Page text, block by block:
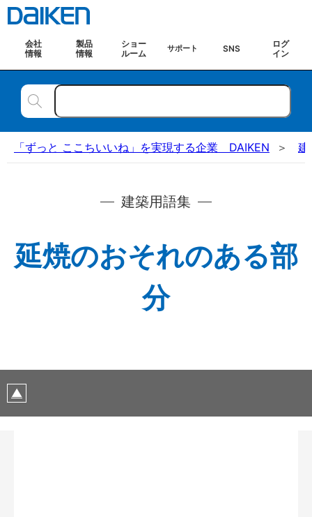
会社
情報
製品
情報
ショー
ルーム
サポート SNS
ログ
イン
「ずっと ここちいいね」を実現する企業 DAIKEN 建
建築用語集
延焼のおそれのある部
分